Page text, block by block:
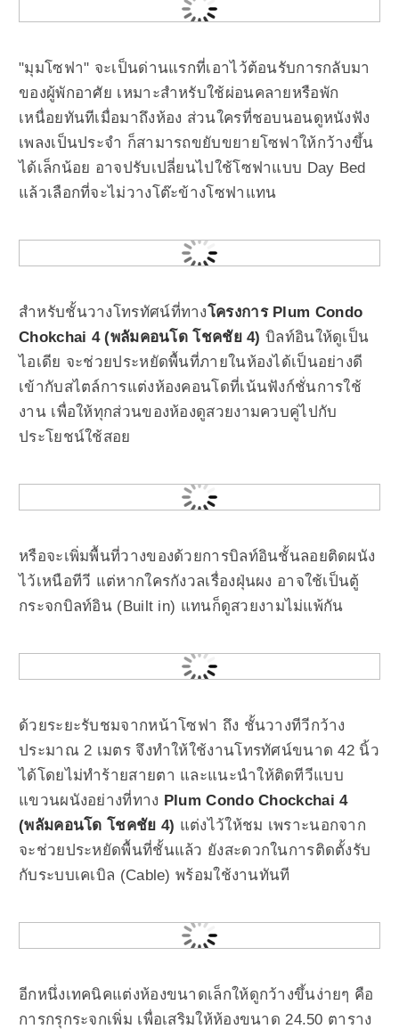
"มุมโซฟา" จะเป็นด่านแรกที่เอาไว้ต้อนรับการกลับมา
ของผู้พักอาศัย เหมาะสำหรับใช้ผ่อนคลายหรือพัก
เหนื่อยทันทีเมื่อมาถึงห้อง ส่วนใครที่ชอบนอนดูหนังฟัง
เพลงเป็นประจำ ก็สามารถขยับขยายโซฟาให้กว้างขึ้น
ได้เล็กน้อย อาจปรับเปลี่ยนไปใช้โซฟาแบบ Day Bed
แล้วเลือกที่จะไม่วางโต๊ะข้างโซฟาแทน
สำหรับชั้นวางโทรทัศน์ที่ทางโครงการ Plum Condo
Chokchai 4 (พลัมคอนโด โชคชัย 4) บิลท์อินให้ดูเป็น
ไอเดีย จะช่วยประหยัดพื้นที่ภายในห้องได้เป็นอย่างดี
เข้ากับสไตล์การแต่งห้องคอนโดที่เน้นฟังก์ชั่นการใช้
งาน เพื่อให้ทุกส่วนของห้องดูสวยงามควบคู่ไปกับ
ประโยชน์ใช้สอย
หรือจะเพิ่มพื้นที่วางของด้วยการบิลท์อินชั้นลอยติดผนัง
ไว้เหนือทีวี แต่หากใครกังวลเรื่องฝุ่นผง อาจใช้เป็นตู้
กระจกบิลท์อิน (Built in) แทนก็ดูสวยงามไม่แพ้กัน
ด้วยระยะรับชมจากหน้าโซฟา ถึง ชั้นวางทีวีกว้าง
ประมาณ 2 เมตร จึงทำให้ใช้งานโทรทัศน์ขนาด 42 นิ้ว
ได้โดยไม่ทำร้ายสายตา และแนะนำให้ติดทีวีแบบ
แขวนผนังอย่างที่ทาง Plum Condo Chockchai 4
(พลัมคอนโด โชคชัย 4) แต่งไว้ให้ชม เพราะนอกจาก
จะช่วยประหยัดพื้นที่ชั้นแล้ว ยังสะดวกในการติดตั้งรับ
กับระบบเคเบิล (Cable) พร้อมใช้งานทันที
อีกหนึ่งเทคนิคแต่งห้องขนาดเล็กให้ดูกว้างขึ้นง่ายๆ คือ
การกรุกระจกเพิ่ม เพื่อเสริมให้ห้องขนาด 24.50 ตาราง